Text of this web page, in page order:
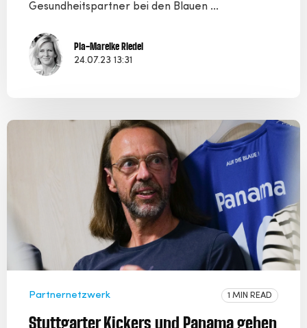
Gesundheitspartner bei den Blauen ...
Pia-Mareike Riedel
24.07.23 13:31
Partnernetzwerk 1 MIN READ
Stuttgarter Kickers und Panama gehen